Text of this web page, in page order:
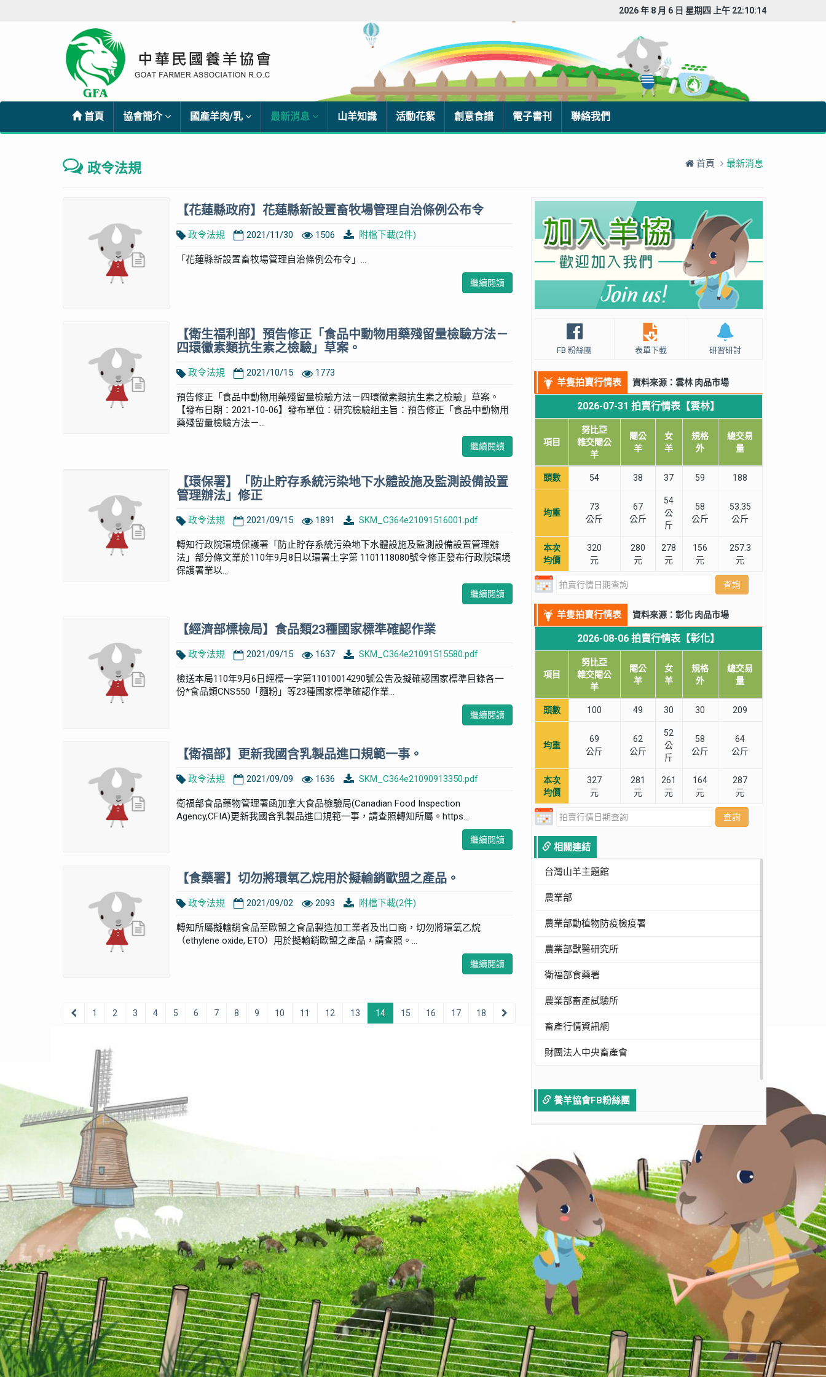
2026 年 8 月 6 日 星期四 上午 22:10:15
首頁 協會簡介 國產羊肉/乳 最新消息 山羊知識 活動花絮 創意食譜 電子書刊 聯絡我們
政令法規 首頁 最新消息
【花蓮縣政府】花蓮縣新設置畜牧場管理自治條例公布令
政令法規 2021/11/30 1506 附檔下載(2件)
「花蓮縣新設置畜牧場管理自治條例公布令」...
繼續閱讀
【衛生福利部】預告修正「食品中動物用藥殘留量檢驗方法－
四環黴素類抗生素之檢驗」草案。
政令法規 2021/10/15 1773
預告修正「食品中動物用藥殘留量檢驗方法－四環黴素類抗生素之檢驗」草案。
【發布日期：2021-10-06】發布單位：研究檢驗組主旨：預告修正「食品中動物用
藥殘留量檢驗方法－...
繼續閱讀
【環保署】「防止貯存系統污染地下水體設施及監測設備設置
管理辦法」修正
政令法規 2021/09/15 1891 SKM_C364e21091516001.pdf
轉知行政院環境保護署「防止貯存系統污染地下水體設施及監測設備設置管理辦
法」部分條文業於110年9月8日以環署土字第 1101118080號令修正發布行政院環境
保護署業以...
繼續閱讀
【經濟部標檢局】食品類23種國家標準確認作業
政令法規 2021/09/15 1637 SKM_C364e21091515580.pdf
檢送本局110年9月6日經標一字第11010014290號公告及擬確認國家標準目錄各一
份*食品類CNS550「麵粉」等23種國家標準確認作業...
繼續閱讀
【衛福部】更新我國含乳製品進口規範一事。
政令法規 2021/09/09 1636 SKM_C364e21090913350.pdf
衛福部食品藥物管理署函加拿大食品檢驗局(Canadian Food Inspection
Agency,CFIA)更新我國含乳製品進口規範一事，請查照轉知所屬。https...
繼續閱讀
【食藥署】切勿將環氧乙烷用於擬輸銷歐盟之產品。
政令法規 2021/09/02 2093 附檔下載(2件)
轉知所屬擬輸銷食品至歐盟之食品製造加工業者及出口商，切勿將環氧乙烷
（ethylene oxide, ETO）用於擬輸銷歐盟之產品，請查照。...
繼續閱讀
1 2 3 4 5 6 7 8 9 10 11 12 13 14 15 16 17 18
FB 粉絲團 表單下載 研習研討
羊隻拍賣行情表 資料來源：雲林 肉品市場
2026-07-31 拍賣行情表【雲林】
項目
努比亞
雜交閹公
羊
閹公
羊
女
羊
規格
外
總交易
量
頭數 54 38 37 59 188
均重
73
公斤
67
公斤
54
公
斤
58
公斤
53.35
公斤
本次
均價
320
元
280
元
278
元
156
元
257.3
元
查詢
羊隻拍賣行情表 資料來源：彰化 肉品市場
2026-08-06 拍賣行情表【彰化】
項目
努比亞
雜交閹公
羊
閹公
羊
女
羊
規格
外
總交易
量
頭數 100 49 30 30 209
均重
69
公斤
62
公斤
52
公
斤
58
公斤
64
公斤
本次
均價
327
元
281
元
261
元
164
元
287
元
查詢
相關連結
台灣山羊主題館
農業部
農業部動植物防疫檢疫署
農業部獸醫研究所
衛福部食藥署
農業部畜產試驗所
畜產行情資訊網
財團法人中央畜產會
養羊協會FB粉絲團